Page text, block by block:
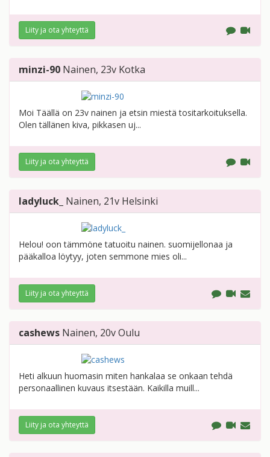
Liity ja ota yhteyttä
minzi-90 Nainen, 23v Kotka
Moi Täällä on 23v nainen ja etsin miestä tositarkoituksella.
Olen tällänen kiva, pikkasen uj...
Liity ja ota yhteyttä
ladyluck_ Nainen, 21v Helsinki
Helou! oon tämmöne tatuoitu nainen. suomijellonaa ja
pääkalloa löytyy, joten semmone mies oli...
Liity ja ota yhteyttä
cashews Nainen, 20vOulu
Heti alkuun huomasin miten hankalaa se onkaan tehdä
personaallinen kuvaus itsestään. Kaikilla muill...
Liity ja ota yhteyttä